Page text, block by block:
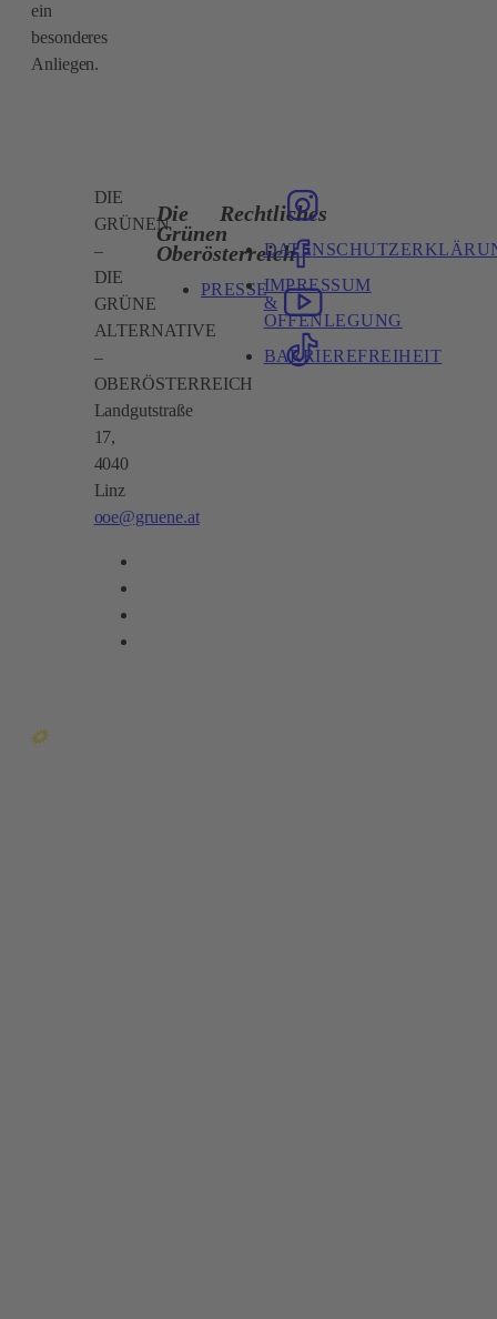
ein
besonderes
Anliegen.
DIE
GRÜNEN
–
DIE
GRÜNE
ALTERNATIVE
–
OBERÖSTERREICH
Landgutstraße
17,
4040
Linz
ooe@gruene.at
Die
Grünen
Oberösterreich
PRESSE
Rechtliches
IMPRESSUM
&
OFFENLEGUNG
BARRIEREFREIHEIT